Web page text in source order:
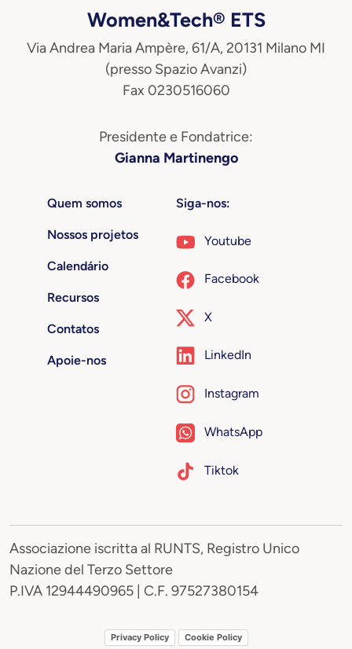
Women&Tech® ETS
Via Andrea Maria Ampère, 61/A, 20131 Milano MI
(presso Spazio Avanzi)
Fax 0230516060
Presidente e Fondatrice:
Gianna Martinengo
Quem somos
Nossos projetos
Calendário
Recursos
Contatos
Apoie-nos
Siga-nos:
Youtube
Facebook
X
LinkedIn
Instagram
WhatsApp
Tiktok
Associazione iscritta al RUNTS, Registro Unico
Nazione del Terzo Settore
P.IVA 12944490965 | C.F. 97527380154
Privacy Policy Cookie Policy